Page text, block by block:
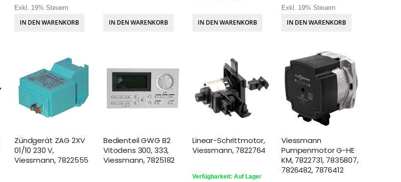
Exkl. 19% Steuern
IN DEN WARENKORB IN DEN WARENKORB IN DEN WARENKORB
Exkl. 19% Steuern
IN DEN WARENKORB
Zündgerät ZAG 2XV
01/10 230 V,
Viessmann, 7822555
Bedienteil GWG B2
Vitodens 300, 333,
Viessmann, 7825182
Linear-Schrittmotor,
Viessmann, 7822764
Verfügbarkeit: Auf Lager
Viessmann
Pumpenmotor G-HE
KM, 7822731, 7835807,
7826482, 7876412